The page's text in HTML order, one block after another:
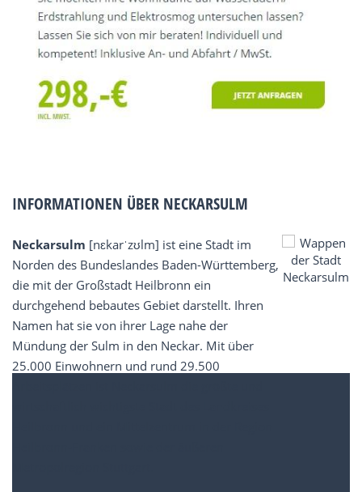
INFORMATIONEN ÜBER NECKARSULM
Neckarsulm [nɛkarˈzʊlm] ist eine Stadt im
Norden des Bundeslandes Baden-Württemberg,
die mit der Großstadt Heilbronn ein
durchgehend bebautes Gebiet darstellt. Ihren
Namen hat sie von ihrer Lage nahe der
Mündung der Sulm in den Neckar. Mit über
25.000 Einwohnern und rund 29.500